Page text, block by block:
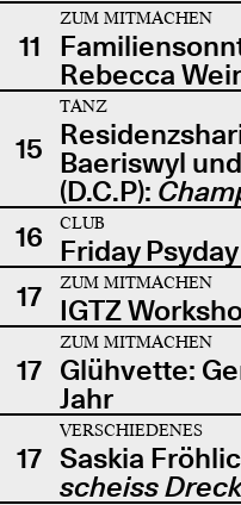
11
ZUM MITMACHEN
Rebecca
15
TANZ
Baeriswyl
(D.C.P):
16
CLUB
Friday Psyday
17
ZUM MITMACHEN
IGTZ
17
ZUM MITMACHEN
Glühvette:
Jahr
17
VERSCHIEDENES
Saskia
scheiss